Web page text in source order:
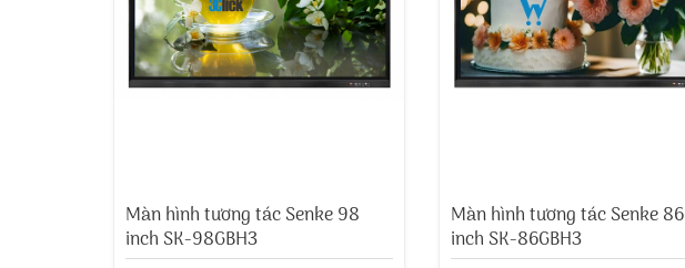
Màn hình tương tác Senke 98
inch SK-98GBH3
Màn hình tương tác Senke 86
inch SK-86GBH3